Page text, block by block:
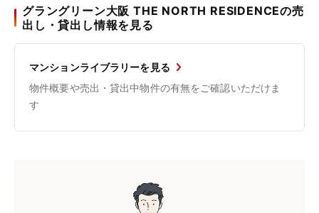
グラングリーン大阪 THE NORTH RESIDENCEの売
出し・貸出し情報を見る
マンションライブラリーを見る
物件概要や売出・貸出中物件の有無をご確認いただけま
す